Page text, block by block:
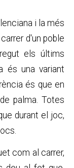
i la més
d'un poble
els últims
és una variant
és que en
palma. Totes
durant el joc,
com al carrer,